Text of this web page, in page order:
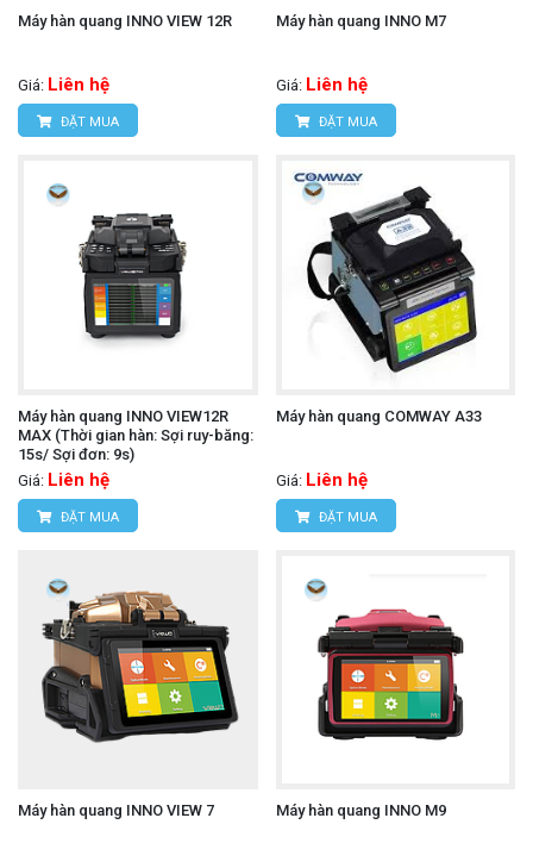
Máy hàn quang INNO VIEW 12R
Giá: Liên hệ
ĐẶT MUA
Máy hàn quang INNO M7
Giá: Liên hệ
ĐẶT MUA
Máy hàn quang INNO VIEW12R
MAX (Thời gian hàn: Sợi ruy-băng:
15s/ Sợi đơn: 9s)
Giá: Liên hệ
ĐẶT MUA
Máy hàn quang COMWAY A33
Giá: Liên hệ
ĐẶT MUA
Máy hàn quang INNO VIEW 7 Máy hàn quang INNO M9